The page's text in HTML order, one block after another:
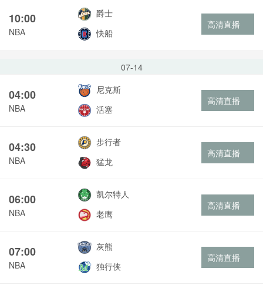
10:00
NBA
爵士
快船
高清直播
07-14
04:00
NBA
尼克斯
活塞
高清直播
04:30
NBA
步行者
猛龙
高清直播
06:00
NBA
凯尔特人
老鹰
高清直播
07:00
NBA
灰熊
独行侠
高清直播